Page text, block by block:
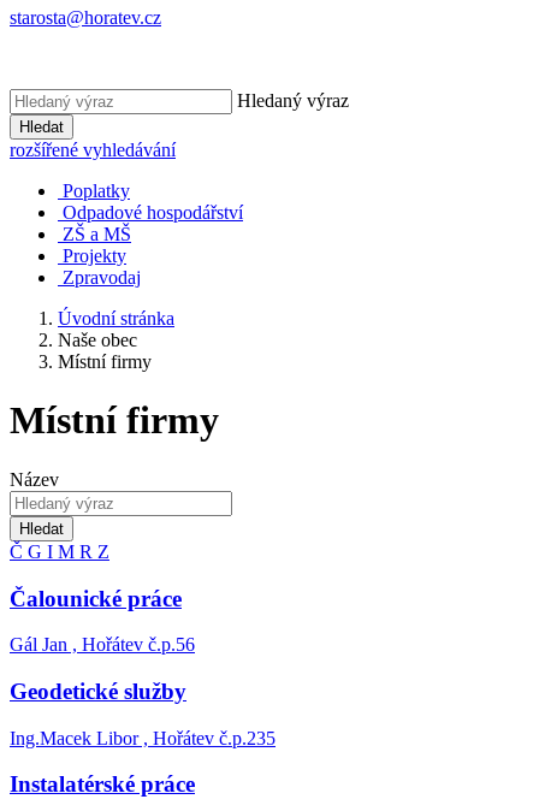
starosta@horatev.cz
Hledaný výraz
Hledat
rozšířené vyhledávání
Poplatky
Odpadové hospodářství
ZŠ a MŠ
Projekty
Zpravodaj
Úvodní stránka
Naše obec
Místní firmy
Místní firmy
Název
Hledat
Č G I M R Z
Čalounické práce
Gál Jan , Hořátev č.p.56
Geodetické služby
Ing.Macek Libor , Hořátev č.p.235
Instalatérské práce